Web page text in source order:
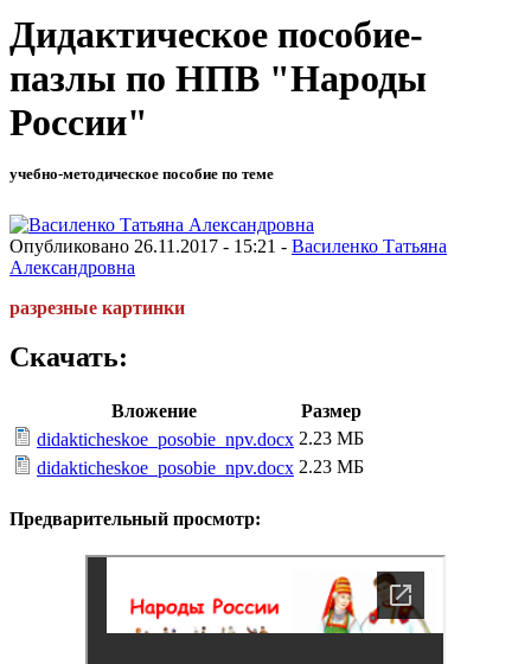
Дидактическое пособие-
пазлы по НПВ "Народы
России"
учебно-методическое пособие по теме
Опубликовано 26.11.2017 - 15:21 - Василенко Татьяна
Александровна
разрезные картинки
Скачать:
Вложение
Размер
didakticheskoe_posobie_npv.docx 2.23 МБ
didakticheskoe_posobie_npv.docx 2.23 МБ
Предварительный просмотр: